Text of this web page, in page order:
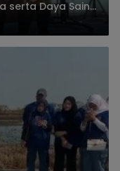
serta Daya Saing